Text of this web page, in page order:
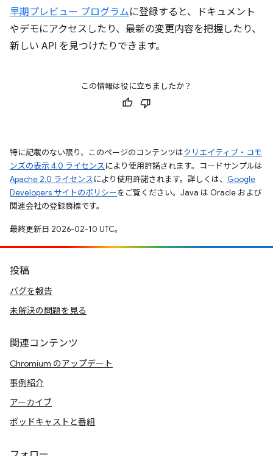
早期プレビュー プログラムに登録すると、ドキュメント
やデモにアクセスしたり、最新の変更内容を把握したり、
新しい API を見つけたりできます。
この情報は役に立ちましたか？
特に記載のない限り、このページのコンテンツはクリエイティブ・コモ
ンズの表示 4.0 ライセンスにより使用許諾されます。コードサンプルは
Apache 2.0 ライセンスにより使用許諾されます。詳しくは、 Google
Developers サイトのポリシーをご覧ください。Java は Oracle および
関連会社の登録商標です。
最終更新日 2026-02-10 UTC。
投稿
バグを報告
未解決の問題を見る
関連コンテンツ
Chromium のアップデート
事例紹介
アーカイブ
ポッドキャストと番組